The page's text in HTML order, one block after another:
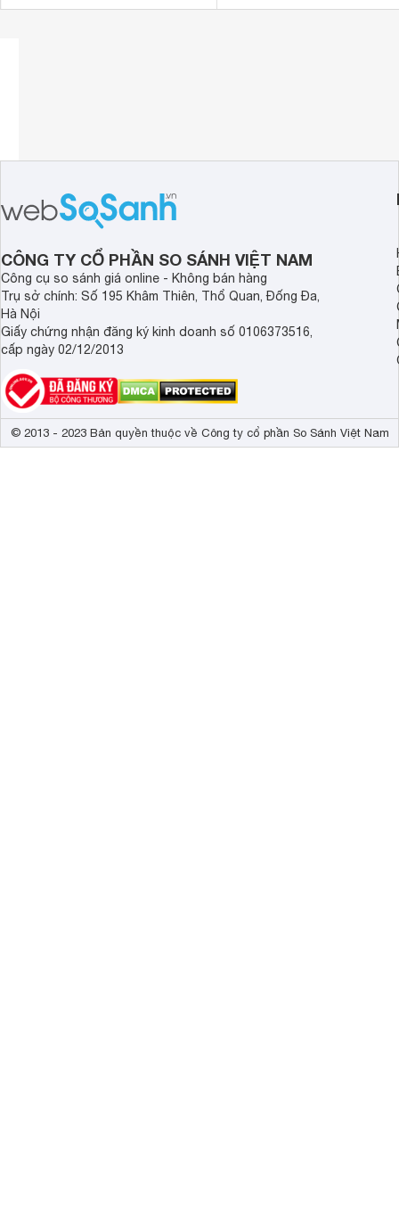
âm thanh. Trọng lượng loa chỉ 9.5kg nên rất phù hợp để
CÔNG TY CỔ PHẦN SO SÁNH VIỆT NAM
Công cụ so sánh giá online - Không bán hàng
Trụ sở chính: Số 195 Khâm Thiên, Thổ Quan, Đống Đa,
Hà Nội
Giấy chứng nhận đăng ký kinh doanh số 0106373516,
cấp ngày 02/12/2013
© 2013 - 2023 Bản quyền thuộc về Công ty cổ phần So Sánh Việt Nam